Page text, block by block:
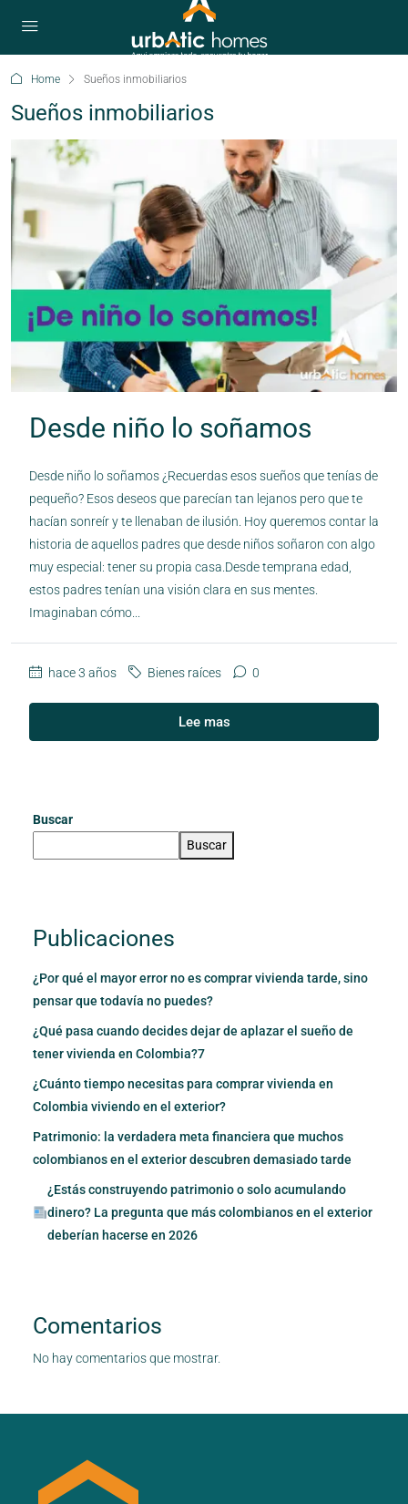
Home Sueños inmobiliarios
Sueños inmobiliarios
Desde niño lo soñamos
Desde niño lo soñamos ¿Recuerdas esos sueños que tenías de
pequeño? Esos deseos que parecían tan lejanos pero que te
hacían sonreír y te llenaban de ilusión. Hoy queremos contar la
historia de aquellos padres que desde niños soñaron con algo
muy especial: tener su propia casa.Desde temprana edad,
estos padres tenían una visión clara en sus mentes.
Imaginaban cómo...
hace 3 años Bienes raíces 0
Lee mas
Buscar
Buscar
Publicaciones
¿Por qué el mayor error no es comprar vivienda tarde, sino
pensar que todavía no puedes?
¿Qué pasa cuando decides dejar de aplazar el sueño de
tener vivienda en Colombia?7
¿Cuánto tiempo necesitas para comprar vivienda en
Colombia viviendo en el exterior?
Patrimonio: la verdadera meta financiera que muchos
colombianos en el exterior descubren demasiado tarde
¿Estás construyendo patrimonio o solo acumulando
dinero? La pregunta que más colombianos en el exterior
deberían hacerse en 2026
Comentarios
No hay comentarios que mostrar.